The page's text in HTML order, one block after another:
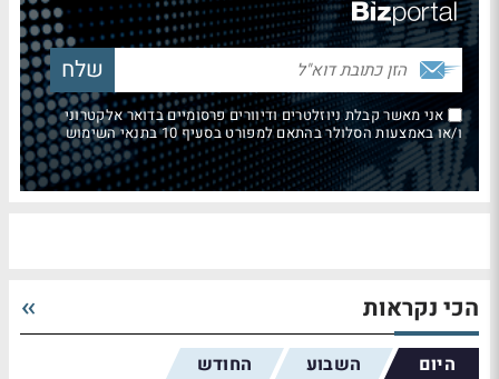
אני מאשר קבלת ניוזלטרים ודיוורים פרסומיים בדואר אלקטרוני
ו/או באמצעות הסלולר בהתאם למפורט בסעיף 10 בתנאי השימוש
הכי נקראות
היום השבוע החודש